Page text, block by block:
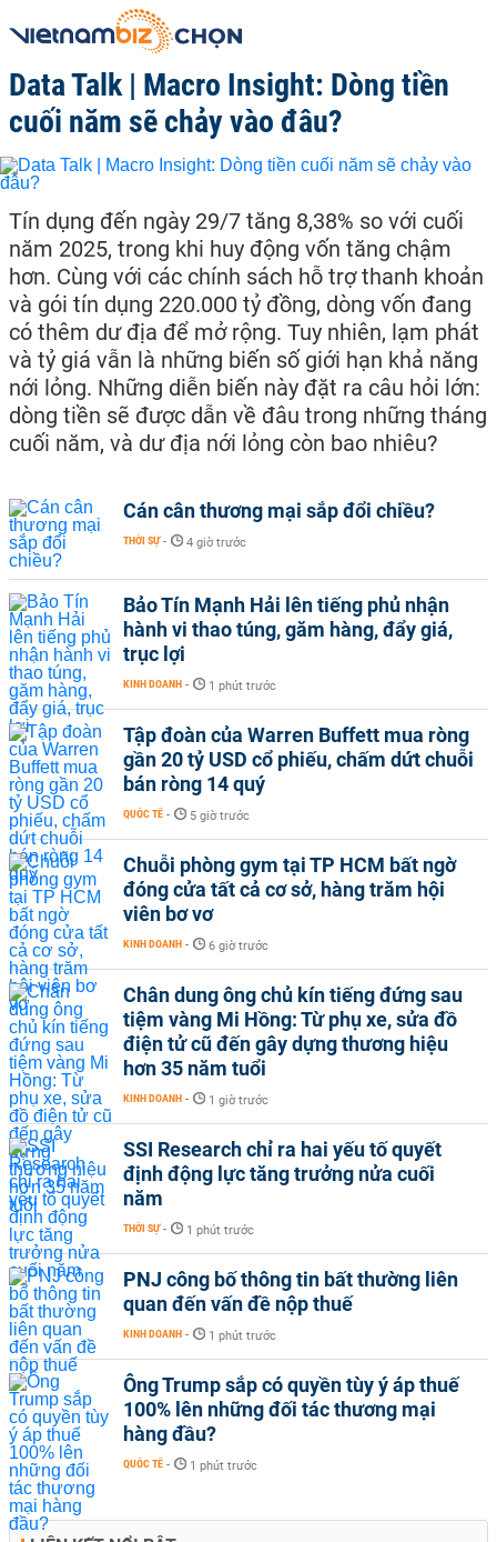
Data Talk | Macro Insight: Dòng tiền
cuối năm sẽ chảy vào đâu?
Tín dụng đến ngày 29/7 tăng 8,38% so với cuối
năm 2025, trong khi huy động vốn tăng chậm
hơn. Cùng với các chính sách hỗ trợ thanh khoản
và gói tín dụng 220.000 tỷ đồng, dòng vốn đang
có thêm dư địa để mở rộng. Tuy nhiên, lạm phát
và tỷ giá vẫn là những biến số giới hạn khả năng
nới lỏng. Những diễn biến này đặt ra câu hỏi lớn:
dòng tiền sẽ được dẫn về đâu trong những tháng
cuối năm, và dư địa nới lỏng còn bao nhiêu?
Cán cân thương mại sắp đổi chiều?
THỜI SỰ - 4 giờ trước
Bảo Tín Mạnh Hải lên tiếng phủ nhận
hành vi thao túng, găm hàng, đẩy giá,
trục lợi
KINH DOANH - 1 phút trước
Tập đoàn của Warren Buffett mua ròng
gần 20 tỷ USD cổ phiếu, chấm dứt chuỗi
bán ròng 14 quý
QUỐC TẾ - 5 giờ trước
Chuỗi phòng gym tại TP HCM bất ngờ
đóng cửa tất cả cơ sở, hàng trăm hội
viên bơ vơ
KINH DOANH - 6 giờ trước
Chân dung ông chủ kín tiếng đứng sau
tiệm vàng Mi Hồng: Từ phụ xe, sửa đồ
điện tử cũ đến gây dựng thương hiệu
hơn 35 năm tuổi
KINH DOANH - 1 giờ trước
SSI Research chỉ ra hai yếu tố quyết
định động lực tăng trưởng nửa cuối
năm
THỜI SỰ - 1 phút trước
PNJ công bố thông tin bất thường liên
quan đến vấn đề nộp thuế
KINH DOANH - 1 phút trước
Ông Trump sắp có quyền tùy ý áp thuế
100% lên những đối tác thương mại
hàng đầu?
QUỐC TẾ - 1 phút trước